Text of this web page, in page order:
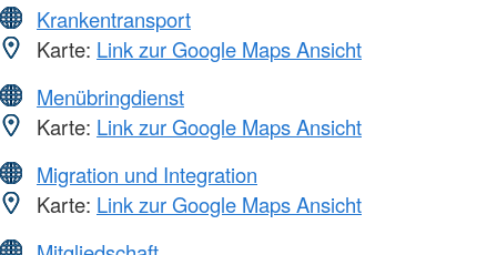
Krankentransport
Karte: Link zur Google Maps Ansicht
Menübringdienst
Karte: Link zur Google Maps Ansicht
Migration und Integration
Karte: Link zur Google Maps Ansicht